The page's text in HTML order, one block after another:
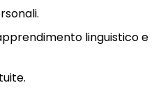
linguistico e